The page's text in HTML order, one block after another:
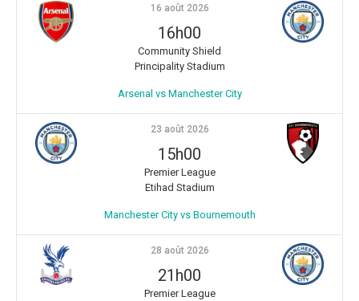
16 août 2026
16h00
Community Shield
Principality Stadium
Arsenal vs Manchester City
23 août 2026
15h00
Premier League
Etihad Stadium
Manchester City vs Bournemouth
28 août 2026
21h00
Premier League